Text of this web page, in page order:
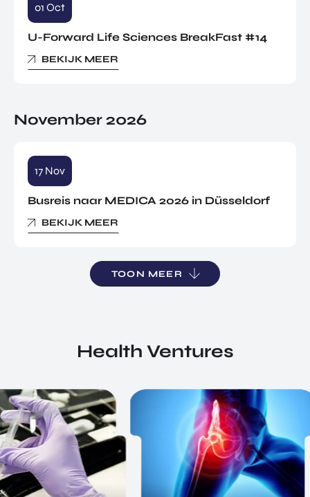
01 Oct
U-Forward Life Sciences BreakFast #14
BEKIJK MEER
November 2026
17 Nov
Busreis naar MEDICA 2026 in Düsseldorf
BEKIJK MEER
TOON MEER
Health Ventures